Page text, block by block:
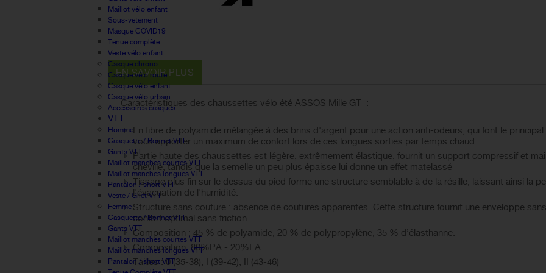
Maillot vélo enfant
Sous-vetement
Masque COVID19
Tenue complète
Veste vélo enfant
Casque chrono
Casque vélo route
Casque vélo enfant
Casque vélo urbain
Accessoires casques
VTT
Homme
Casquette / Bonnet VTT
Gants VTT
Maillot manches courtes VTT
Maillot manches longues VTT
Pantalon / short VTT
Veste / Gilet VTT
Femme
Casquette / Bonnet VTT
Gants VTT
Maillot manches courtes VTT
Maillot manches longues VTT
Pantalon / short VTT
EN SAVOIR PLUS
Caractéristiques des chaussettes vélo été ASSOS Mille GT :
En fibre de polyamide mélangée à des brins d'argent pour une action anti-odeurs, qui font le
vous apporter un maximum de confort lors de ces longues sorties par temps chaud
Partie haute des chaussettes est légère, extrêmement élastique, fournit un support compressif et
cheville, tandis que la semelle un peu plus épaisse lui donne un effet matelassé
Tissage plus fin sur le dessus du pied forme une structure semblable à de la résille, laissant ainsi la
l'évacuation de l'humidité.
Structure sans couture : absence de coutures apparentes. Cette structure fournit une enveloppe
confort optimal sans friction
Composition : 45 % de polyamide, 20 % de polypropylène, 35 % d’élasthanne.
Composition: 80%PA - 20%EA
Tailles : 0 (35-38), I (39-42), II (43-46)